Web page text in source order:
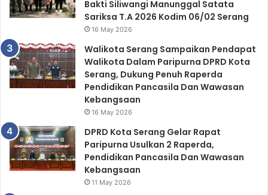
Bakti Siliwangi Manunggal Satata
Sariksa T.A 2026 Kodim 06/02 Serang
16 May 2026
Walikota Serang Sampaikan Pendapat
Walikota Dalam Paripurna DPRD Kota
Serang, Dukung Penuh Raperda
Pendidikan Pancasila Dan Wawasan
Kebangsaan
16 May 2026
DPRD Kota Serang Gelar Rapat
Paripurna Usulkan 2 Raperda,
Pendidikan Pancasila Dan Wawasan
Kebangsaan
11 May 2026